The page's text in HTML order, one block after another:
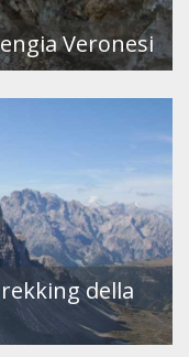
Veronesi
della